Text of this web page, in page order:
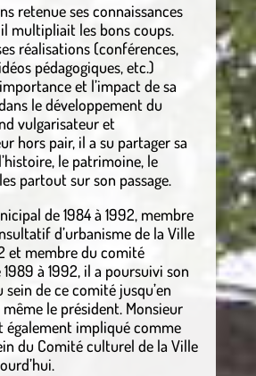
retenue ses connaissances
multipliait les bons coups.
réalisations (conférences,
pédagogiques, etc.)
et l’impact de sa
le développement du
vulgarisateur et
hors pair, il a su partager sa
le patrimoine, le
partout sur son passage.
de 1984 à 1992, membre
d’urbanisme de la Ville
et membre du comité
à 1992, il a poursuivi son
de ce comité jusqu’en
le président. Monsieur
également impliqué comme
du Comité culturel de la Ville